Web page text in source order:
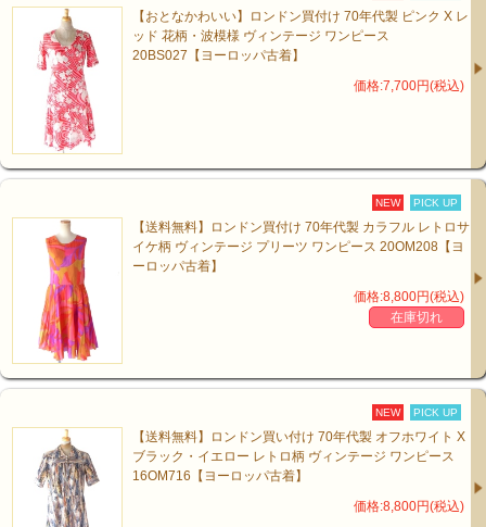
【おとなかわいい】ロンドン買付け 70年代製 ピンク X レ
ッド 花柄・波模様 ヴィンテージ ワンピース
20BS027【ヨーロッパ古着】
価格:7,700円(税込)
NEW PICK UP
【送料無料】ロンドン買付け 70年代製 カラフル レトロサ
イケ柄 ヴィンテージ プリーツ ワンピース 20OM208【ヨ
ーロッパ古着】
価格:8,800円(税込)
在庫切れ
NEW PICK UP
【送料無料】ロンドン買い付け 70年代製 オフホワイト X
ブラック・イエロー レトロ柄 ヴィンテージ ワンピース
16OM716【ヨーロッパ古着】
価格:8,800円(税込)